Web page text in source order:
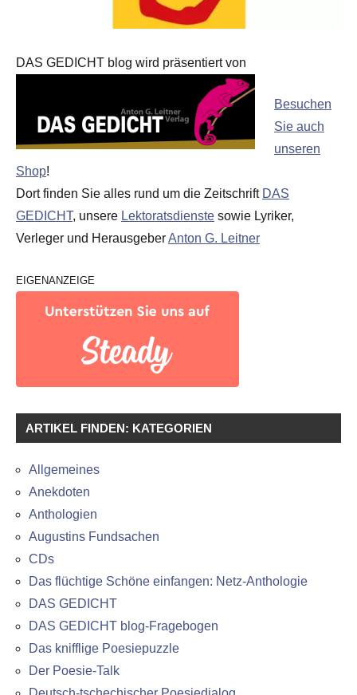
DAS GEDICHT blog wird präsentiert von
Besuchen
Sie auch
unseren
Shop!
Dort finden Sie alles rund um die Zeitschrift DAS
GEDICHT, unsere Lektoratsdienste sowie Lyriker,
Verleger und HerausgeberAnton G. Leitner
EIGENANZEIGE
ARTIKEL FINDEN: KATEGORIEN
Allgemeines
Anekdoten
Anthologien
Augustins Fundsachen
CDs
Das flüchtige Schöne einfangen: Netz-Anthologie
DAS GEDICHT
DAS GEDICHT blog-Fragebogen
Das knifflige Poesiepuzzle
Der Poesie-Talk